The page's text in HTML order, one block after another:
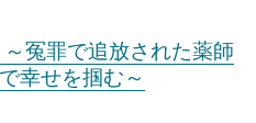
冤罪で追放された薬師
幸せを掴む～